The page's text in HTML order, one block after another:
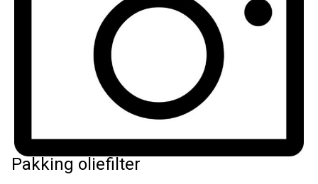
Pakking oliefilter